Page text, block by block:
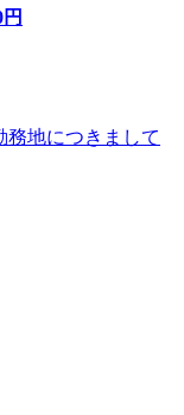
円
地につきまして